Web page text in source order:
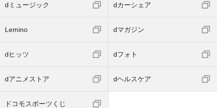
dミュージック dカーシェア
Lemino dマガジン
dヒッツ dフォト
dアニメストア dヘルスケア
ドコモスポーツくじ